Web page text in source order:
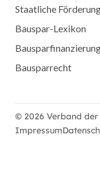
Staatliche
Bauspar-Lexikon
Bausparrecht
© 2026 Verband der
Impressum